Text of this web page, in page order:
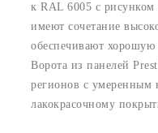
к RAL 6005 с
имеют сочетание
обеспечивают
Ворота из панелей
регионов с умеренным
лакокрасочному